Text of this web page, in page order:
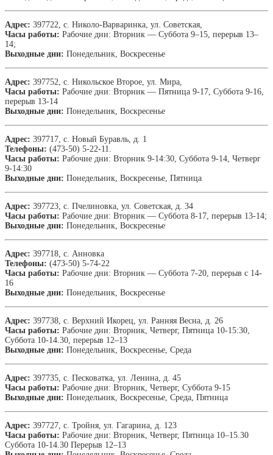
Адрес: 397722, с. Николо-Варваринка, ул. Советская,
Часы работы: Рабочие дни: Вторник — Суббота 9–15, перерыв 13–
14;
Выходные дни: Понедельник, Воскресенье
Адрес: 397752, с. Никольское Второе, ул. Мира,
Часы работы: Рабочие дни: Вторник — Пятница 9-17, Суббота 9-16,
перерыв 13-14
Выходные дни: Понедельник, Воскресенье
Адрес: 397717, с. Новый Буравль, д. 1
Телефоны: (473-50) 5-22-11.
Часы работы: Рабочие дни: Вторник 9-14:30, Суббота 9-14, Четверг
9-14:30
Выходные дни: Понедельник, Воскресенье, Пятница
Адрес: 397723, с. Пчелиновка, ул. Советская, д. 34
Часы работы: Рабочие дни: Вторник — Суббота 8-17, перерыв 13-14;
Выходные дни: Понедельник, Воскресенье
Адрес: 397718, с. Анновка
Телефоны: (473-50) 5-74-22
Часы работы: Рабочие дни: Вторник — Суббота 7-20, перерыв с 14-
16
Выходные дни: Понедельник, Воскресенье
Адрес: 397738, с. Верхний Икорец, ул. Ранняя Весна, д. 26
Часы работы: Рабочие дни: Вторник, Четверг, Пятница 10-15:30,
Суббота 10-14.30, перерыв 12–13
Выходные дни: Понедельник, Воскресенье, Среда
Адрес: 397735, с. Песковатка, ул. Ленина, д. 45
Часы работы: Рабочие дни: Вторник, Четверг, Суббота 9-15
Выходные дни: Понедельник, Воскресенье, Среда, Пятница
Адрес: 397727, с. Тройня, ул. Гагарина, д. 123
Часы работы: Рабочие дни: Вторник, Четверг, Пятница 10–15.30
Суббота 10-14.30 Перерыв 12–13